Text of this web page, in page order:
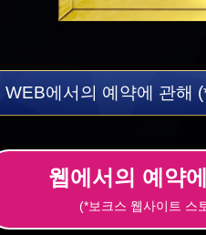
WEB에서의 예약에 관해
웹에서의 예약
(*보크스 웹사이트 스